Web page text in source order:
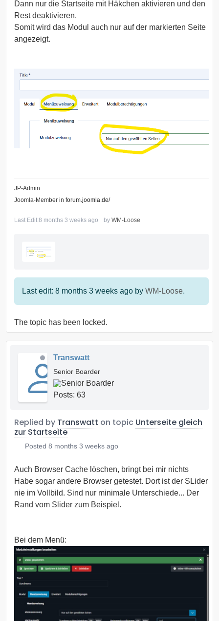
Dann nur die Startseite mit Häkchen aktivieren und den
Rest deaktivieren.
Somit wird das Modul auch nur auf der markierten Seite
angezeigt.
JP-Admin
Joomla-Member in forum.joomla.de/
Last Edit:8 months 3 weeks ago by WM-Loose
Last edit: 8 months 3 weeks ago by WM-Loose.
The topic has been locked.
Transwatt
Senior Boarder
Posts: 63
Replied by Transwatt on topic Unterseite gleich
zur Startseite
Posted 8 months 3 weeks ago
Auch Browser Cache löschen, bringt bei mir nichts
Habe sogar andere Browser getestet. Dort ist der SLider
nie im Vollbild. Sind nur minimale Unterschiede... Der
Rand vom Slider zum Beispiel.
Bei dem Menü: